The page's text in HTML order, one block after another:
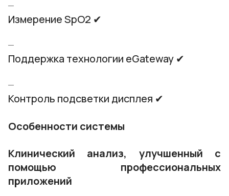
Измерение SpO2 ✔
Поддержка технологии eGateway ✔
Контроль подсветки дисплея ✔
Особенности системы
Клинический анализ, улучшенный с
помощью профессиональных
приложений